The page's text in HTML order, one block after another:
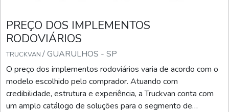
PREÇO DOS IMPLEMENTOS
RODOVIÁRIOS
TRUCKVAN / GUARULHOS - SP
O preço dos implementos rodoviários varia de acordo com o
modelo escolhido pelo comprador. Atuando com
credibilidade, estrutura e experiência, a Truckvan conta com
um amplo catálogo de soluções para o segmento de